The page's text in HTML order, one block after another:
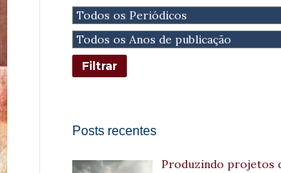
Posts recentes
Produzindo projetos